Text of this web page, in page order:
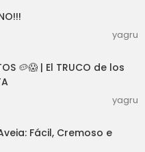
cda
MOUSSE DE AGUACATE C
yagru
🥔😱 | El TRUCO de los
yagru
Fácil, Cremoso e